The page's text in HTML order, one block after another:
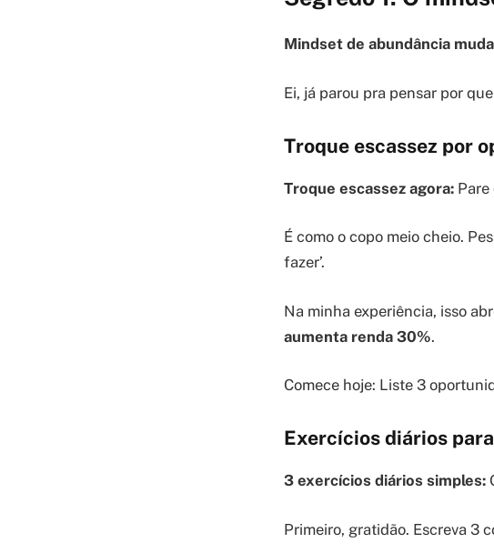
Mindset de abundância
Ei, já parou pra pensar por
Troque escassez por
Troque escassez agora:
É como o copo meio cheio.
fazer’.
Na minha experiência, isso
aumenta renda 30%.
Comece hoje: Liste 3
Exercícios diários
3 exercícios diários simples:
Primeiro, gratidão. Escreva 3